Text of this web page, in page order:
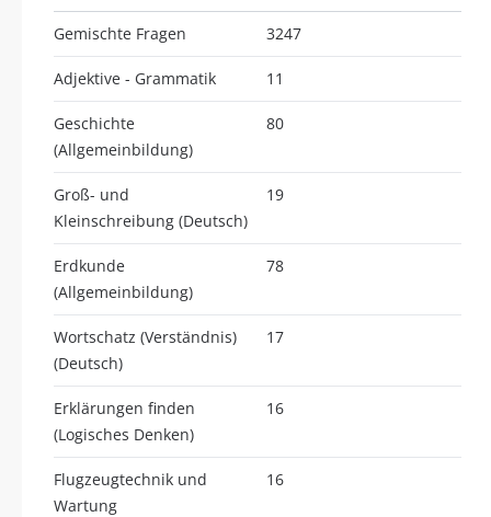
Gemischte Fragen 3247
Adjektive - Grammatik 11
Geschichte
(Allgemeinbildung)
80
Groß- und
Kleinschreibung (Deutsch)
19
Erdkunde
(Allgemeinbildung)
78
Wortschatz (Verständnis)
(Deutsch)
17
Erklärungen finden
(Logisches Denken)
16
Flugzeugtechnik und
Wartung
16